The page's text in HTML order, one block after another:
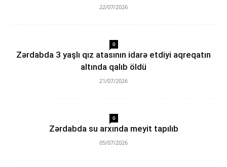
22/07/2026
0
Zərdabda 3 yaşlı qız atasının idarə etdiyi aqreqatın
altında qalıb öldü
21/07/2026
0
Zərdabda su arxında meyit tapılıb
05/07/2026